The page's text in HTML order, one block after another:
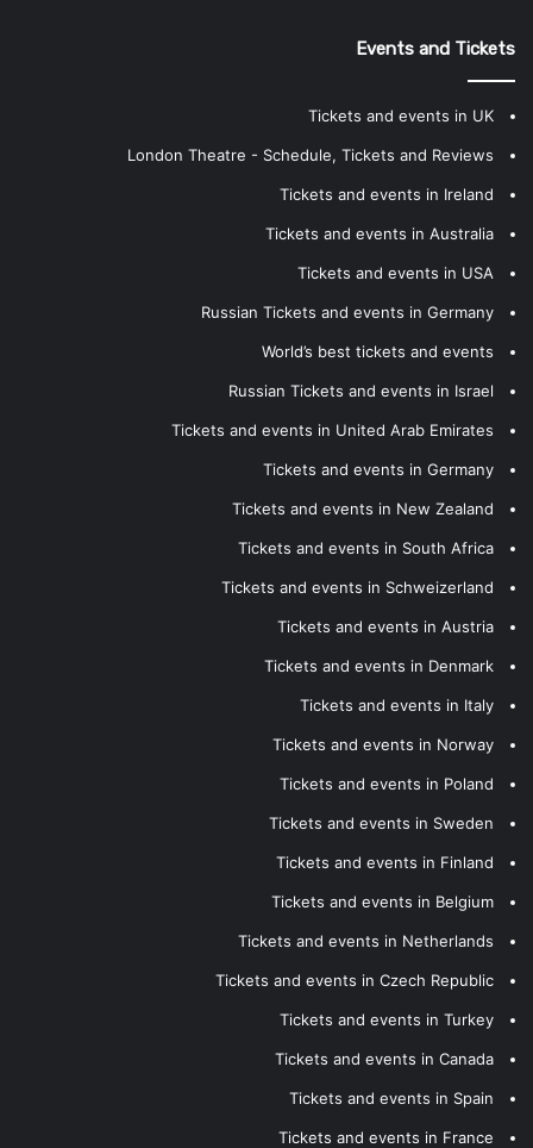
Events and Tickets
Tickets and events in UK
London Theatre - Schedule, Tickets and Reviews
Tickets and events in Ireland
Tickets and events in Australia
Tickets and events in USA
Russian Tickets and events in Germany
World’s best tickets and events
Russian Tickets and events in Israel
Tickets and events in United Arab Emirates
Tickets and events in Germany
Tickets and events in New Zealand
Tickets and events in South Africa
Tickets and events in Schweizerland
Tickets and events in Austria
Tickets and events in Denmark
Tickets and events in Italy
Tickets and events in Norway
Tickets and events in Poland
Tickets and events in Sweden
Tickets and events in Finland
Tickets and events in Belgium
Tickets and events in Netherlands
Tickets and events in Czech Republic
Tickets and events in Turkey
Tickets and events in Canada
Tickets and events in Spain
Tickets and events in France